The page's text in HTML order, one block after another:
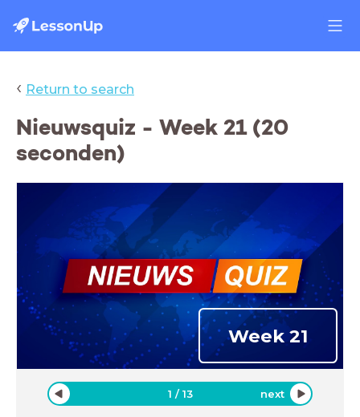
‹ Return to search
Nieuwsquiz - Week 21 (20
seconden)
Week 21
1 /13 next